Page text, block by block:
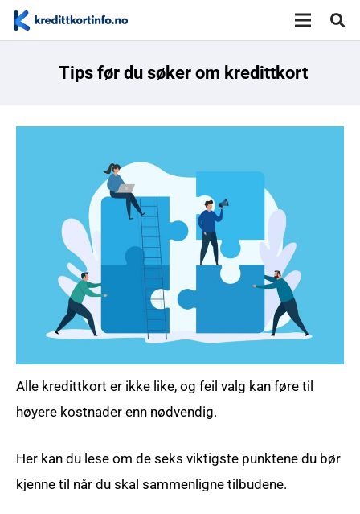
Tips før du søker om kredittkort
Alle kredittkort er ikke like, og feil valg kan føre til
høyere kostnader enn nødvendig.
Her kan du lese om de seks viktigste punktene du bør
kjenne til når du skal sammenligne tilbudene.